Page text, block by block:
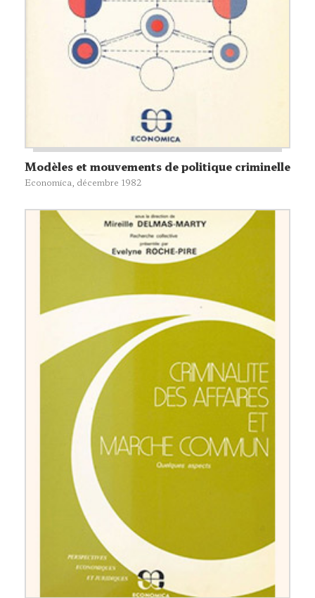
Modèles et mouvements de politique criminelle
Economica , décembre 1982